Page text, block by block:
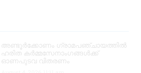
അണ്ടൂർക്കോണം ഗ്രാമപഞ്ചായത്തിൽ
ഹരിത കർമ്മസേനാംഗങ്ങൾക്ക്
ഓണപുടവ വിതരണം